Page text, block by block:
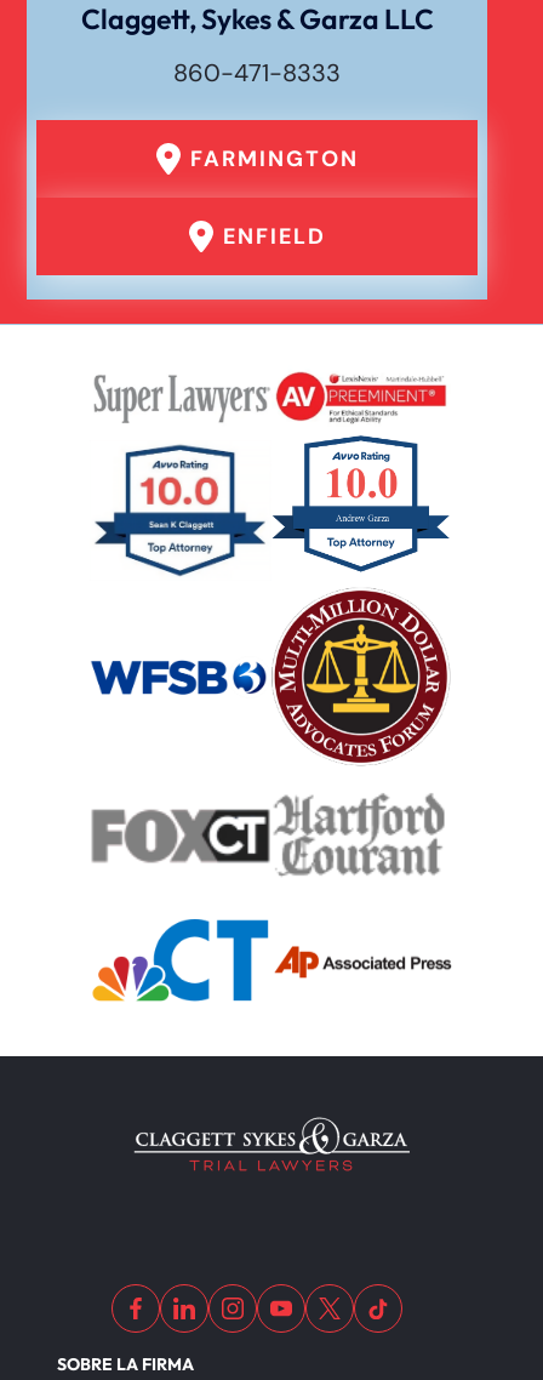
Claggett, Sykes & Garza LLC
860-471-8333
FARMINGTON
ENFIELD
SOBRE LA FIRMA